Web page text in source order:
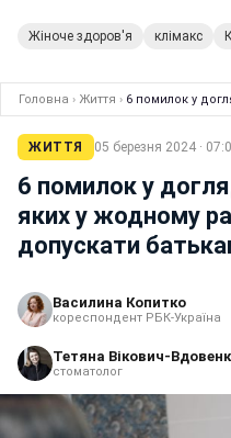
Жіноче здоров'я клімакс
Головна › Життя › 6 помилок у
ЖИТТЯ 05 березня 2024 ·
6 помилок у
яких у жодному
допускати
Василина Копитко
кореспондент РБК-Україна
Тетяна Вікович-
стоматолог